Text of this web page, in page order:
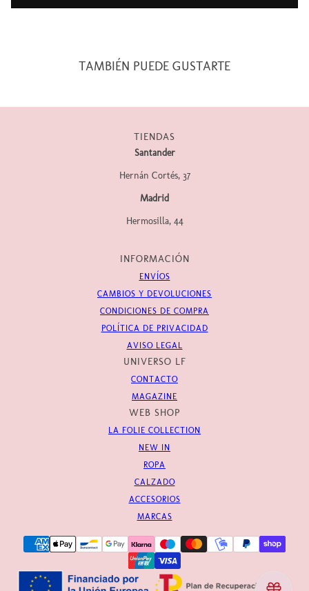
TAMBIÉN PUEDE GUSTARTE
TIENDAS
Santander
Hernán Cortés, 37
Madrid
Hermosilla, 44
INFORMACIÓN
ENVÍOS
CAMBIOS Y DEVOLUCIONES
CONDICIONES DE COMPRA
POLÍTICA DE PRIVACIDAD
AVISO LEGAL
UNIVERSO LF
CONTACTO
MAGAZINE
WEB SHOP
LA FOLIE COLLECTION
NEW IN
ROPA
CALZADO
ACCESORIOS
MARCAS